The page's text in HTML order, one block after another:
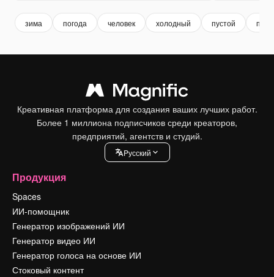
зима погода человек холодный пустой
Креативная платформа для создания ваших лучших работ.
Более 1 миллиона подписчиков среди креаторов,
предприятий, агентств и студий.
Pусский
Продукция
Spaces
ИИ-помощник
Генератор изображений ИИ
Генератор видео ИИ
Генератор голоса на основе ИИ
Стоковый контент